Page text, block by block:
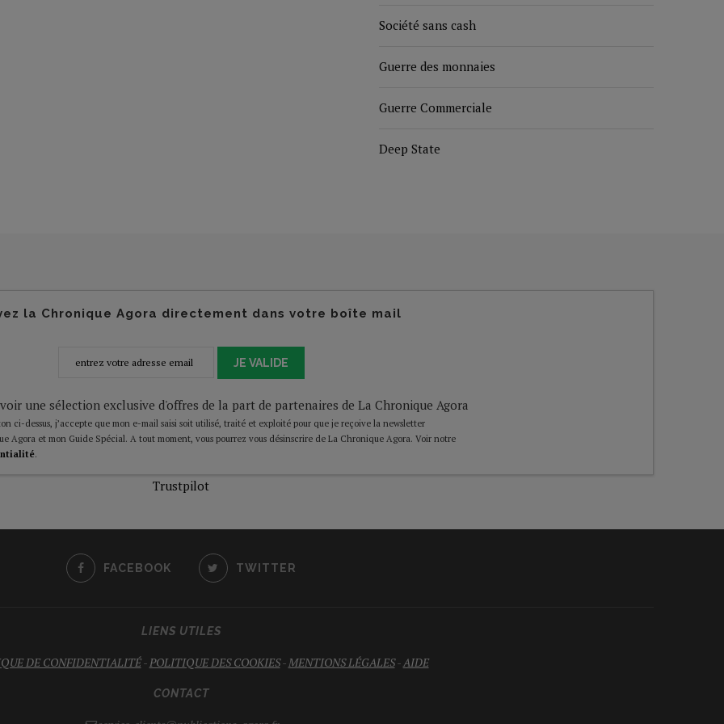
Société sans cash
Guerre des monnaies
Guerre Commerciale
Deep State
la Chronique Agora directement dans votre boîte mail
JE VALIDE
une sélection exclusive d'offres de la part de partenaires de La Chronique Agora
ci-dessus, j’accepte que mon e-mail saisi soit utilisé, traité et exploité pour que je reçoive la newsletter
Agora et mon Guide Spécial. A tout moment, vous pourrez vous désinscrire de La Chronique Agora. Voir notre
.
Trustpilot
FACEBOOK TWITTER
LIENS UTILES
DE CONFIDENTIALITÉ-POLITIQUE DES COOKIES-MENTIONS LÉGALES-AIDE
CONTACT